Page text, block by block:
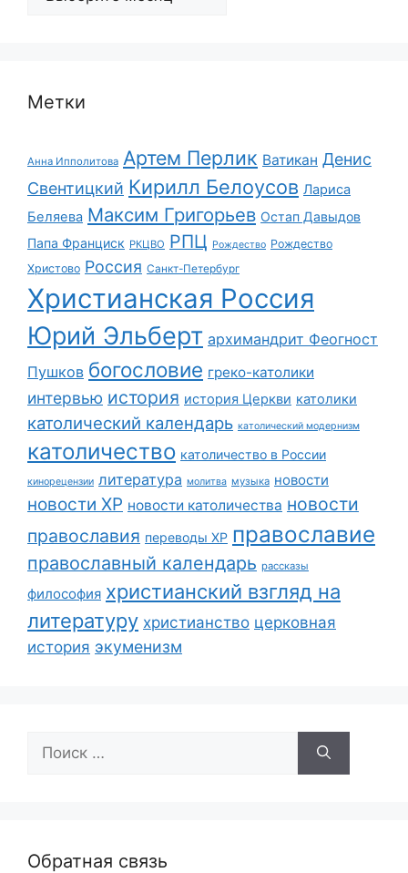
Метки
Анна Ипполитова Артем Перлик Ватикан Денис
Свентицкий Кирилл Белоусов Лариса
Беляева Максим Григорьев Остап Давыдов
Папа Франциск РКЦВО РПЦ Рождество Рождество
Христово Россия Санкт-Петербург
Христианская Россия
Юрий Эльберт архимандрит Феогност
Пушков богословие греко-католики
интервью история история Церкви католики
католический календарь католический модернизм
католичество католичество в России
кинорецензии литература молитва музыка новости
новости ХР новости католичества новости
православия переводы ХР православие
православный календарь рассказы
философия христианский взгляд на
литературу христианство церковная
история экуменизм
Обратная связь